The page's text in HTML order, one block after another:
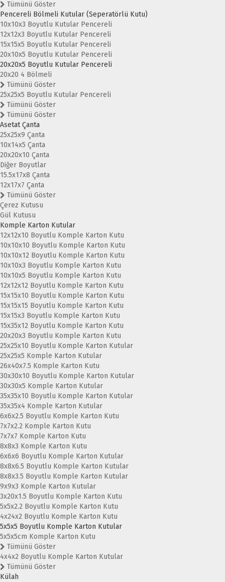
Tümünü Göster
Pencereli Bölmeli Kutular (Seperatörlü Kutu)
10x10x3 Boyutlu Kutular Pencereli
12x12x3 Boyutlu Kutular Pencereli
15x15x5 Boyutlu Kutular Pencereli
20x10x5 Boyutlu Kutular Pencereli
20x20x5 Boyutlu Kutular Pencereli
20x20 4 Bölmeli
Tümünü Göster
25x25x5 Boyutlu Kutular Pencereli
Tümünü Göster
Tümünü Göster
Asetat Çanta
25x25x9 Çanta
10x14x5 Çanta
20x20x10 Çanta
Diğer Boyutlar
15.5x17x8 Çanta
12x17x7 Çanta
Tümünü Göster
Çerez Kutusu
Gül Kutusu
Komple Karton Kutular
12x12x10 Boyutlu Komple Karton Kutu
10x10x10 Boyutlu Komple Karton Kutu
10x10x12 Boyutlu Komple Karton Kutu
10x10x3 Boyutlu Komple Karton Kutu
10x10x5 Boyutlu Komple Karton Kutu
12x12x12 Boyutlu Komple Karton Kutu
15x15x10 Boyutlu Komple Karton Kutu
15x15x15 Boyutlu Komple Karton Kutu
15x15x3 Boyutlu Komple Karton Kutu
15x35x12 Boyutlu Komple Karton Kutu
20x20x3 Boyutlu Komple Karton Kutu
25x25x10 Boyutlu Komple Karton Kutular
25x25x5 Komple Karton Kutular
26x40x7.5 Komple Karton Kutu
30x30x10 Boyutlu Komple Karton Kutular
30x30x5 Komple Karton Kutular
35x35x10 Boyutlu Komple Karton Kutular
35x35x4 Komple Karton Kutular
6x6x2.5 Boyutlu Komple Karton Kutu
7x7x2.2 Komple Karton Kutu
7x7x7 Komple Karton Kutu
8x8x3 Komple Karton Kutu
6x6x6 Boyutlu Komple Karton Kutular
8x8x6.5 Boyutlu Komple Karton Kutular
8x8x3.5 Boyutlu Komple Karton Kutular
9x9x3 Komple Karton Kutular
3x20x1.5 Boyutlu Komple Karton Kutu
5x5x2.2 Boyutlu Komple Karton Kutu
4x24x2 Boyutlu Komple Karton Kutu
5x5x5 Boyutlu Komple Karton Kutular
5x5x5cm Komple Karton Kutu
Tümünü Göster
4x4x2 Boyutlu Komple Karton Kutular
Tümünü Göster
Külah